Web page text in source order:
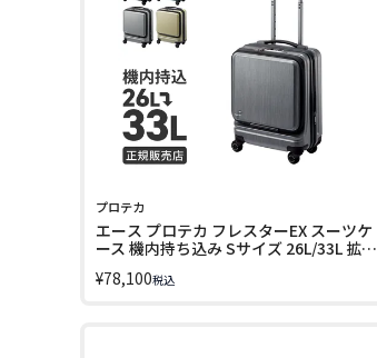
プロテカ
エース プロテカ フレスターEX スーツケ
ース 機内持ち込み Sサイズ 26L/33L 拡張
¥78,100税込